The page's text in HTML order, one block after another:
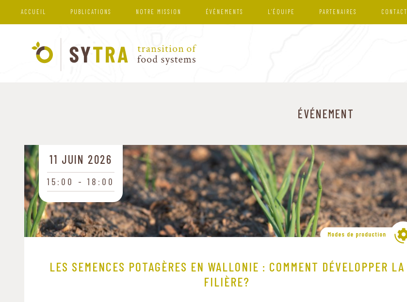
ACCUEIL PUBLICATIONS NOTRE MISSION ÉVÉNEMENTS L’ÉQUIPE PARTENAIRES CONTACT
ÉVÉNEMENT
11 JUIN 2026
15:00 18:00
Modes de production
LES SEMENCES POTAGÈRES EN WALLONIE : COMMENT DÉVELOPPER LA
FILIÈRE?